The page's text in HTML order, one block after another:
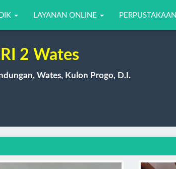
LAYANAN ONLINE PERPUSTAKAAN
2 Wates
Wates, Kulon Progo, D.I.